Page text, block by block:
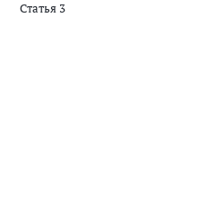
Статья 3